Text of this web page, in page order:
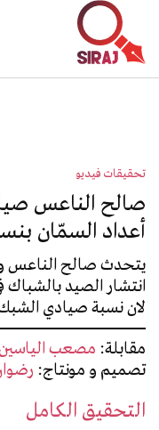
تحقيقات فيديو
صالح الناعس
أعداد السمّان بنسبة
يتحدث صالح الناعس
انتشار الصيد
لان نسبة صيادي الشبك وصلت إلى
مقابلة: مصعب الياسين
تصميم و مونتاج:
التحقيق الكامل